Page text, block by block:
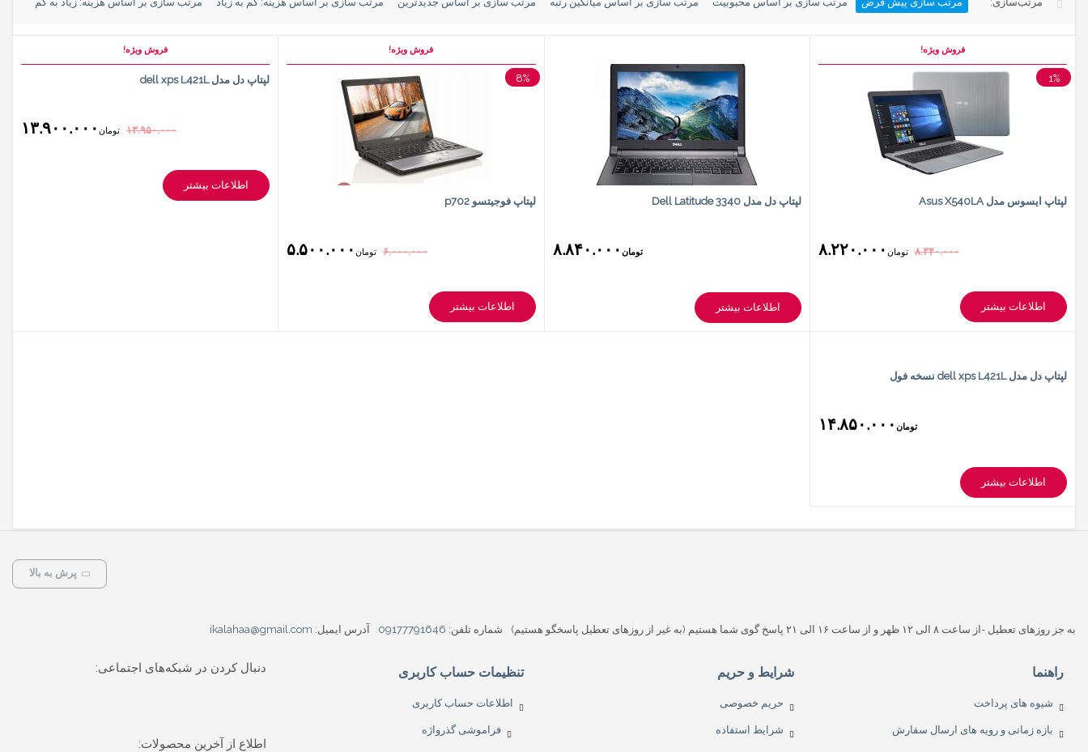
فروش ویژه!
لپتاپ ایسوس مدل Asus X540LA
1%
۸.۳۴۰.۰۰۰ تومان ۸.۲۲۰.۰۰۰
اطلاعات بیشتر
لپتاپ دل مدل Dell Latitude 3340
تومان ۸.۸۴۰.۰۰۰
اطلاعات بیشتر
فروش ویژه!
لپتاپ فوجیتسو p702
8%
۶.۰۰۰.۰۰۰ تومان۵.۵۰۰.۰۰۰
اطلاعات بیشتر
فروش ویژه!
لپتاپ دل مدل dell xps L421L
۱۳.۹۵۰.۰۰۰ تومان ۱۳.۹۰۰.۰۰۰
اطلاعات بیشتر
لپتاپ دل مدل dell xps L421L نسخه فول
تومان ۱۴.۸۵۰.۰۰۰
اطلاعات بیشتر
پرش به بالا
به جز روزهای تعطیل -از ساعت ۸ الی ۱۲ ظهر و از ساعت ۱۶ الی ۲۱ پاسخ گوی شما هستیم (به غیر از روزهای تعطیل پاسخگو هستیم) شماره تلفن: 09177791646 آدرس ایمیل: ikalahaa@gmail.com
راهنما
شیوه های پرداخت
بازه زمانی و رویه های ارسال سفارش
شرایط و حریم
حریم خصوصی
شرایط استفاده
تنظیمات حساب کاربری
اطلاعات حساب کاربری
فراموشی گذرواژه
دنبال کردن در شبکه‌های اجتماعی:
اطلاع از آخرین محصولات: